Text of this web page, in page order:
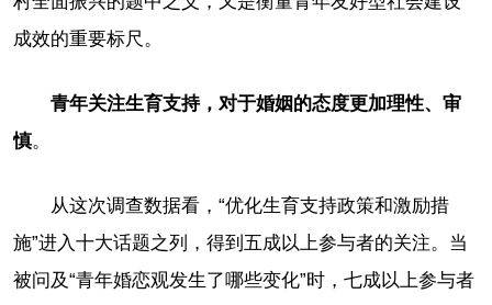
成效的重要标尺。
青年关注生育支持，对于婚姻的态度更加理性、审
慎。
从这次调查数据看，“优化生育支持政策和激励措
施”进入十大话题之列，得到五成以上参与者的关注。当
被问及“青年婚恋观发生了哪些变化”时，七成以上参与者